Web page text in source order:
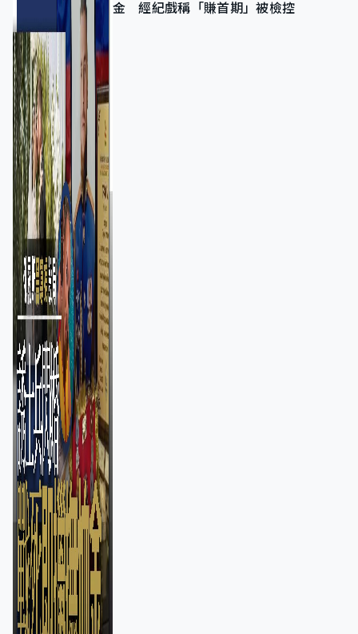
金 經紀戲稱「賺首期」被檢控